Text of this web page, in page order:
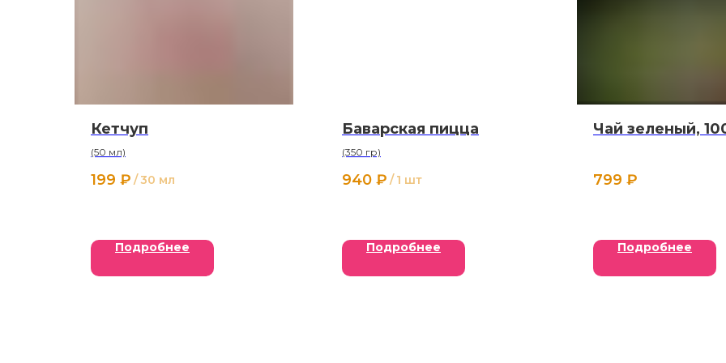
Кетчуп
(50 мл)
199 ₽ /30 мл
Подробнее
Баварская пицца
(350 гр)
940 ₽ / 1 шт
Подробнее
Чай зеленый,
799 ₽
Подробнее